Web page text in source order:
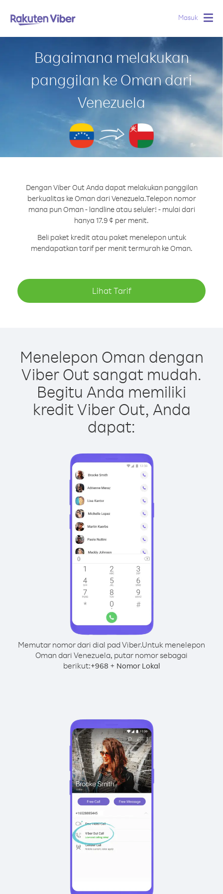
Masuk
Bagaimana melakukan
panggilan ke Oman dari
Venezuela
Dengan Viber Out Anda dapat melakukan panggilan
berkualitas ke Oman dari Venezuela.Telepon nomor
mana pun Oman - landline atau seluler! - mulai dari
hanya 17.9 ¢ per menit.
Beli paket kredit atau paket menelepon untuk
mendapatkan tarif per menit termurah ke Oman.
Lihat Tarif
Menelepon Oman dengan
Viber Out sangat mudah.
Begitu Anda memiliki
kredit Viber Out, Anda
dapat:
Memutar nomor dari dial pad Viber.Untuk menelepon
Oman dari Venezuela, putar nomor sebagai
berikut:+968 + Nomor Lokal